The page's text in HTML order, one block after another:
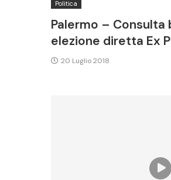
Politica
Palermo – Consulta
elezione diretta Ex
20 Luglio 2018